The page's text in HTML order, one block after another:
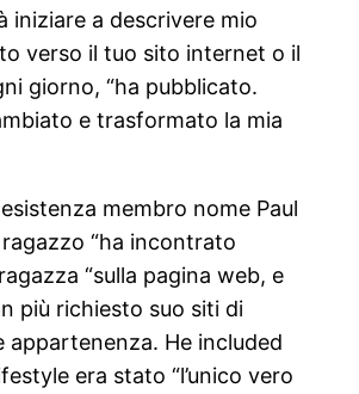
iniziare a descrivere mio
verso il tuo sito internet o il
giorno, “ha pubblicato.
e trasformato la mia
membro nome Paul
“ha incontrato
“sulla pagina web, e
più richiesto suo siti di
appartenenza. He included
era stato “l’unico vero